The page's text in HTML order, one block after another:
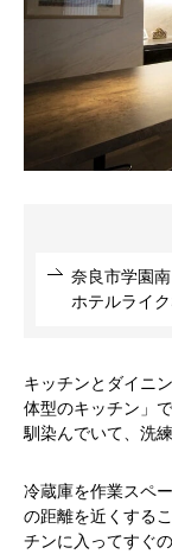
奈良市学園
ホテルライ
キッチンとダイニ
体型のキッチン」
馴染んでいて、洗
冷蔵庫を作業スペ
の距離を近くする
チンに入ってすぐ